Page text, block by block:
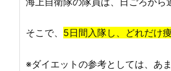
そこで、 5日間入隊し、どれだけ
※ダイエットの参考としては、あ